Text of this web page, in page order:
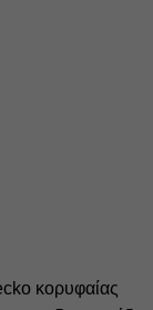
κορυφαίας